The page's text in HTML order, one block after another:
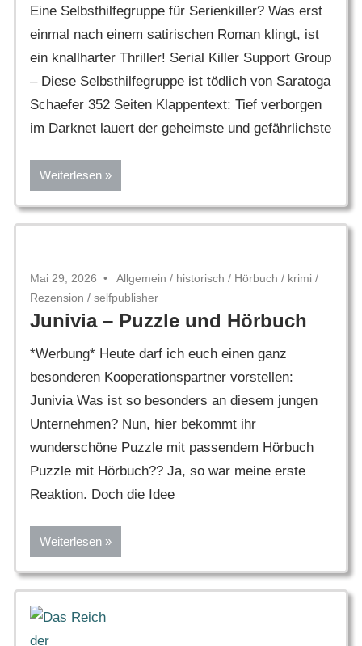
Eine Selbsthilfegruppe für Serienkiller? Was erst
einmal nach einem satirischen Roman klingt, ist
ein knallharter Thriller! Serial Killer Support Group
– Diese Selbsthilfegruppe ist tödlich von Saratoga
Schaefer 352 Seiten Klappentext: Tief verborgen
im Darknet lauert der geheimste und gefährlichste
Weiterlesen
Mai 29, 2026 Allgemein / historisch / Hörbuch / krimi /
Rezension / selfpublisher
Junivia – Puzzle und Hörbuch
*Werbung* Heute darf ich euch einen ganz
besonderen Kooperationspartner vorstellen:
Junivia Was ist so besonders an diesem jungen
Unternehmen? Nun, hier bekommt ihr
wunderschöne Puzzle mit passendem Hörbuch
Puzzle mit Hörbuch?? Ja, so war meine erste
Reaktion. Doch die Idee
Weiterlesen